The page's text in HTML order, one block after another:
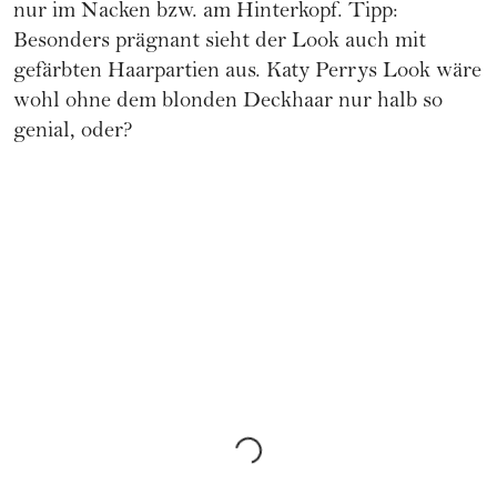
nur im Nacken bzw. am Hinterkopf. Tipp:
Besonders prägnant sieht der Look auch mit
gefärbten Haarpartien aus. Katy Perrys Look wäre
wohl ohne dem blonden Deckhaar nur halb so
genial, oder?